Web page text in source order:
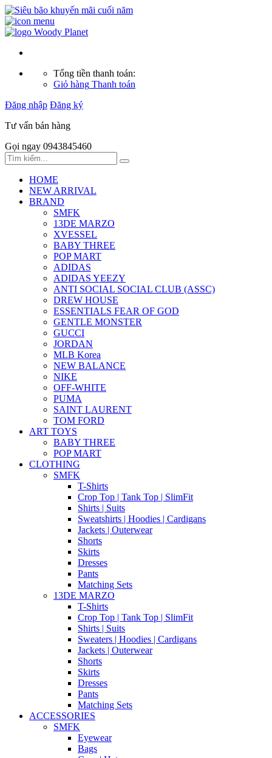
Tổng tiền thanh toán:
Giỏ hàng Thanh toán
Đăng nhập Đăng ký
Tư vấn bán hàng
Gọi ngay 0943845460
HOME
NEW ARRIVAL
BRAND
SMFK
13DE MARZO
XVESSEL
BABY THREE
POP MART
ADIDAS
ADIDAS YEEZY
ANTI SOCIAL SOCIAL CLUB (ASSC)
DREW HOUSE
ESSENTIALS FEAR OF GOD
GENTLE MONSTER
GUCCI
JORDAN
MLB Korea
NEW BALANCE
NIKE
OFF-WHITE
PUMA
SAINT LAURENT
TOM FORD
ART TOYS
BABY THREE
POP MART
CLOTHING
SMFK
T-Shirts
Crop Top | Tank Top | SlimFit
Shirts | Suits
Sweatshirts | Hoodies | Cardigans
Jackets | Outerwear
Shorts
Skirts
Dresses
Pants
Matching Sets
13DE MARZO
T-Shirts
Crop Top | Tank Top | SlimFit
Shirts | Suits
Sweaters | Hoodies | Cardigans
Jackets | Outerwear
Shorts
Skirts
Dresses
Pants
Matching Sets
ACCESSORIES
SMFK
Eyewear
Bags